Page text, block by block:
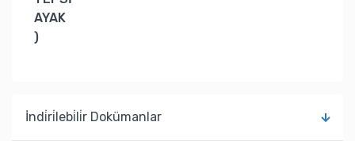
AYAK
)
İndi̇ri̇lebi̇li̇r Dokümanlar